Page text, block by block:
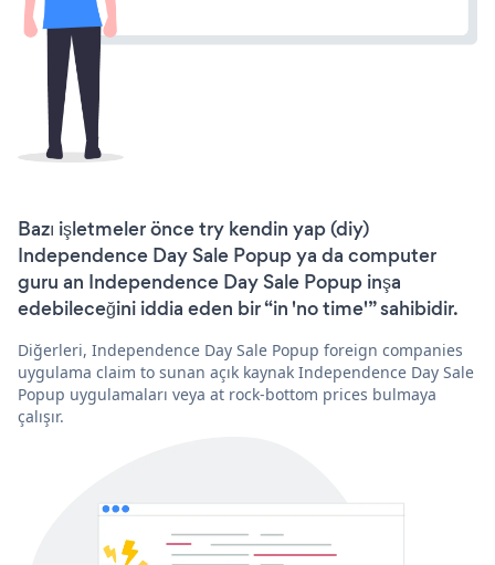
Bazı işletmeler önce try kendin yap (diy)
Independence Day Sale Popup ya da computer
guru an Independence Day Sale Popup inşa
edebileceğini iddia eden bir “in 'no time'” sahibidir.
Diğerleri, Independence Day Sale Popup foreign companies
uygulama claim to sunan açık kaynak Independence Day Sale
Popup uygulamaları veya at rock-bottom prices bulmaya
çalışır.